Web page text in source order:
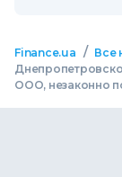
Finance.ua / Все
ООО, незаконно